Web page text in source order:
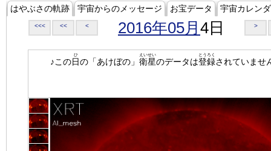
はやぶさの軌跡 宇宙からのメッセージ お宝データ 宇宙カレン
<<< << < 2016年05月 4日 >
♪この日
ひ
の「あけぼの」 衛星
えいせい
のデータは登録
とうろく
されていませ